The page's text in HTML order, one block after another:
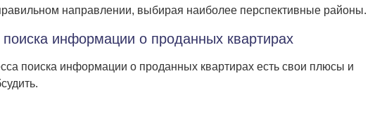
направлении, выбирая наиболее перспективные районы.
информации о проданных квартирах
поиска информации о проданных квартирах есть свои плюсы и